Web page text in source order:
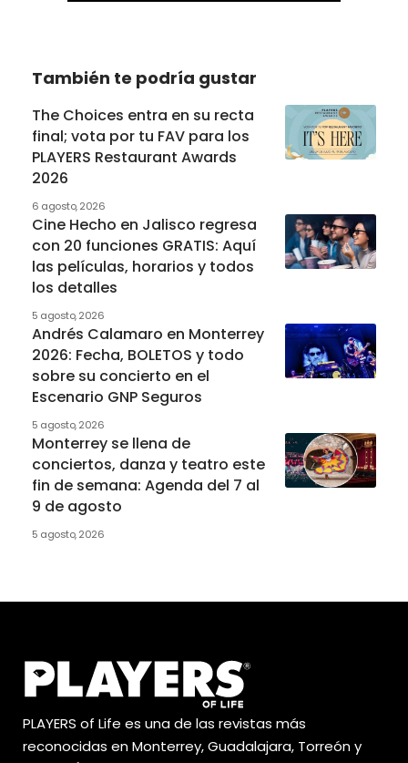
También te podría gustar
The Choices entra en su recta
final; vota por tu FAV para los
PLAYERS Restaurant Awards
2026
6 agosto, 2026
Cine Hecho en Jalisco regresa
con 20 funciones GRATIS: Aquí
las películas, horarios y todos
los detalles
5 agosto, 2026
Andrés Calamaro en Monterrey
2026: Fecha, BOLETOS y todo
sobre su concierto en el
Escenario GNP Seguros
5 agosto, 2026
Monterrey se llena de
conciertos, danza y teatro este
fin de semana: Agenda del 7 al
9 de agosto
5 agosto, 2026
PLAYERS of Life es una de las revistas más
reconocidas en Monterrey, Guadalajara, Torreón y